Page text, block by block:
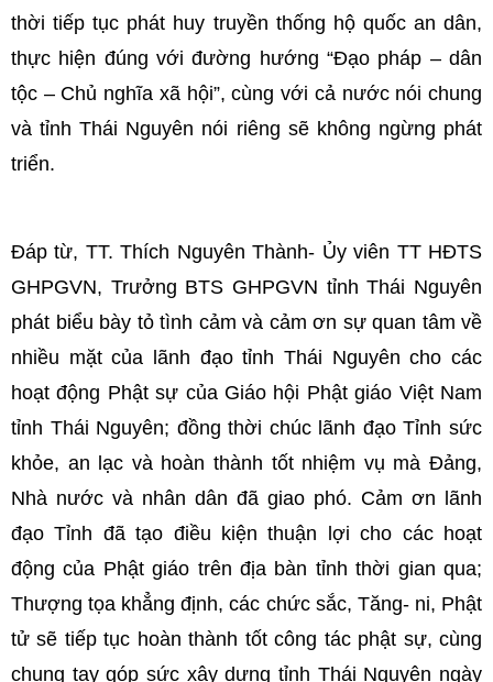
thời tiếp tục phát huy truyền thống hộ quốc an dân,
thực hiện đúng với đường hướng “Đạo pháp – dân
tộc – Chủ nghĩa xã hội”, cùng với cả nước nói chung
và tỉnh Thái Nguyên nói riêng sẽ không ngừng phát
triển.
Đáp từ, TT. Thích Nguyên Thành- Ủy viên TT HĐTS
GHPGVN, Trưởng BTS GHPGVN tỉnh Thái Nguyên
phát biểu bày tỏ tình cảm và cảm ơn sự quan tâm về
nhiều mặt của lãnh đạo tỉnh Thái Nguyên cho các
hoạt động Phật sự của Giáo hội Phật giáo Việt Nam
tỉnh Thái Nguyên; đồng thời chúc lãnh đạo Tỉnh sức
khỏe, an lạc và hoàn thành tốt nhiệm vụ mà Đảng,
Nhà nước và nhân dân đã giao phó. Cảm ơn lãnh
đạo Tỉnh đã tạo điều kiện thuận lợi cho các hoạt
động của Phật giáo trên địa bàn tỉnh thời gian qua;
Thượng tọa khẳng định, các chức sắc, Tăng- ni, Phật
tử sẽ tiếp tục hoàn thành tốt công tác phật sự, cùng
chung tay góp sức xây dựng tỉnh Thái Nguyên ngày